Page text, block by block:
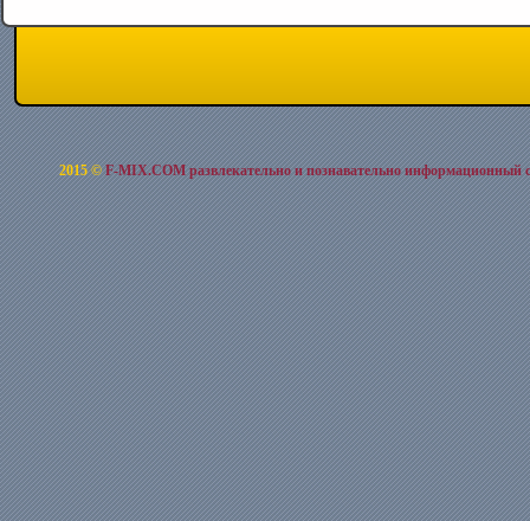
2015 ©F-MIX.COM развлекательно и познавательно информационный